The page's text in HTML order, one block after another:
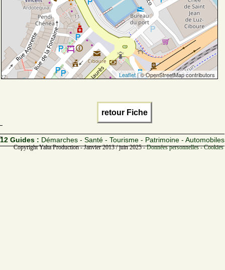
Leaflet| © OpenStreetMap contributors
retour Fiche
12 Guides : Démarches - Santé - Tourisme - Patrimoine - Automobiles
Copyright Yalta Production - Janvier 2013 / juin 2025 -Données personnelles -